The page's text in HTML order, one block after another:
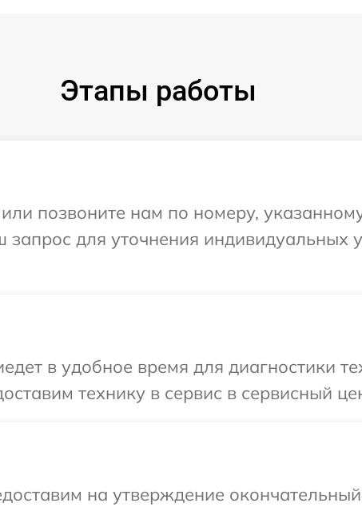
Этапы работы
позвоните нам по номеру,
для уточнения индивидуальных
в удобное время для диагностики
технику в сервис в сервисный
на утверждение